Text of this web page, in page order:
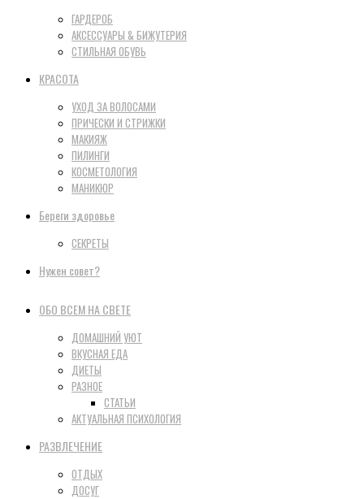
ГАРДЕРОБ
АКСЕССУАРЫ & БИЖУТЕРИЯ
СТИЛЬНАЯ ОБУВЬ
КРАСОТА
УХОД ЗА ВОЛОСАМИ
ПРИЧЕСКИ И СТРИЖКИ
МАКИЯЖ
ПИЛИНГИ
КОСМЕТОЛОГИЯ
МАНИКЮР
Береги здоровье
СЕКРЕТЫ
Нужен совет?
ОБО ВСЕМ НА СВЕТЕ
ДОМАШНИЙ УЮТ
ВКУСНАЯ ЕДА
ДИЕТЫ
РАЗНОЕ
СТАТЬИ
АКТУАЛЬНАЯ ПСИХОЛОГИЯ
РАЗВЛЕЧЕНИЕ
ОТДЫХ
ДОСУГ